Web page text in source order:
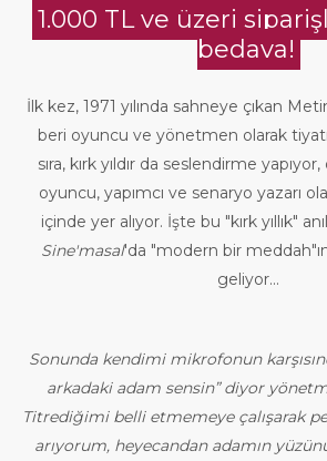
1.000 TL ve üzeri
bedava!
İlk kez, 1971 yılında sahneye çıkan
beri oyuncu ve yönetmen olarak
sıra, kırk yıldır da seslendirme
oyuncu, yapımcı ve senaryo yazarı
içinde yer alıyor. İşte bu "kırk yıllık"
Sine'masal'da "modern bir
geliyor...
Sonunda kendimi mikrofonun
arkadaki adam sensin” diyor
Titrediğimi belli etmemeye çalışarak
arıyorum, heyecandan adamın